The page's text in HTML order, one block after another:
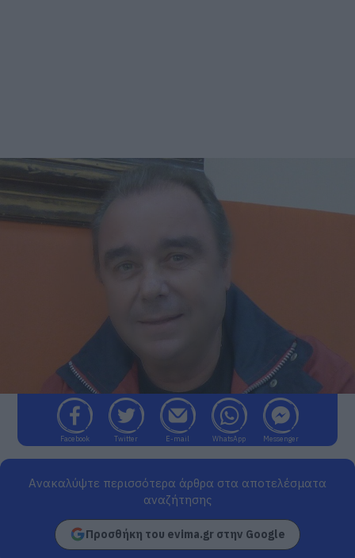
Facebook Twitter E-mail WhatsApp Messenger
Ανακαλύψτε περισσότερα άρθρα στα αποτελέσματα
αναζήτησης
Προσθήκη του evima.gr στην Google